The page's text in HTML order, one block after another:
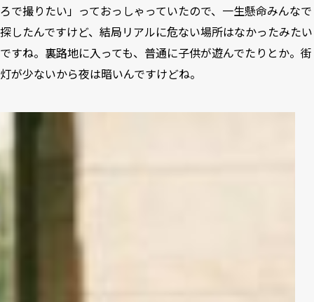
ろで撮りたい」っておっしゃっていたので、一生懸命みんなで
探したんですけど、結局リアルに危ない場所はなかったみたい
ですね。裏路地に入っても、普通に子供が遊んでたりとか。街
灯が少ないから夜は暗いんですけどね。